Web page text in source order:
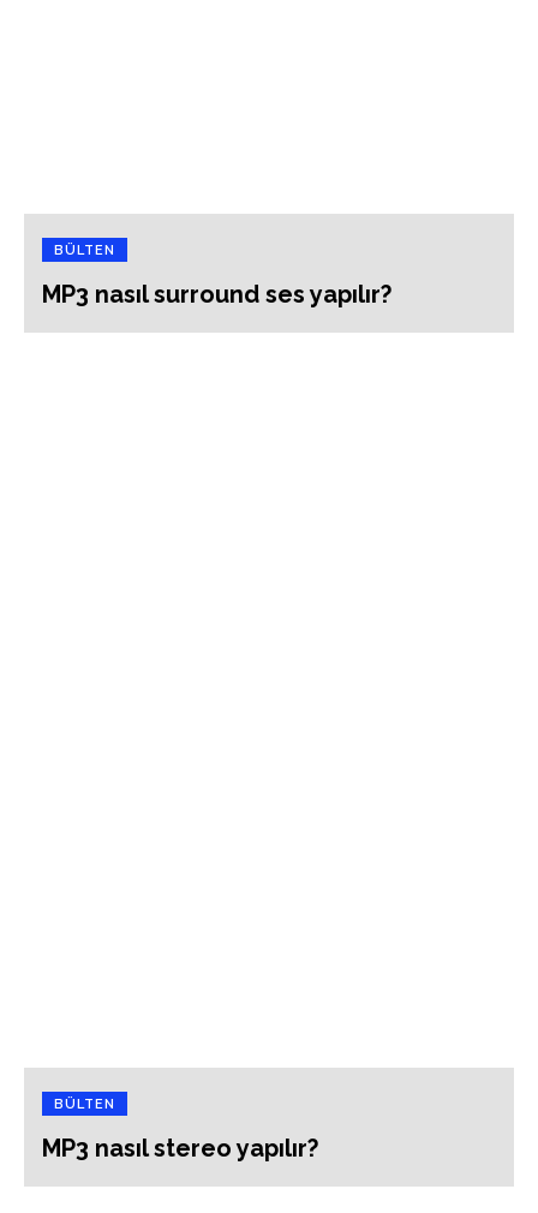
BÜLTEN
MP3 nasıl surround ses yapılır?
BÜLTEN
MP3 nasıl stereo yapılır?